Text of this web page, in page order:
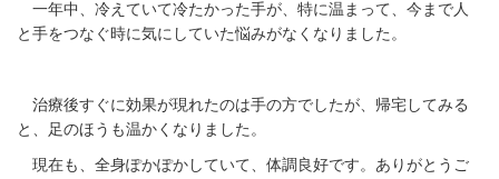
一年中、冷えていて冷たかった手が、特に温まって、今まで人
と手をつなぐ時に気にしていた悩みがなくなりました。
治療後すぐに効果が現れたのは手の方でしたが、帰宅してみる
と、足のほうも温かくなりました。
現在も、全身ぽかぽかしていて、体調良好です。 ありがとうご